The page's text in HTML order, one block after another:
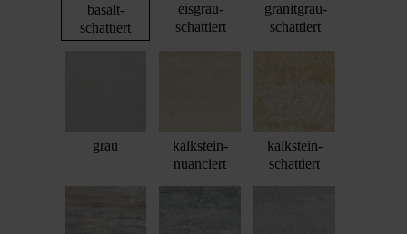
basalt-
schattiert
eisgrau-
schattiert
granitgrau-
schattiert
grau
kalkstein-
nuanciert
kalkstein-
schattiert